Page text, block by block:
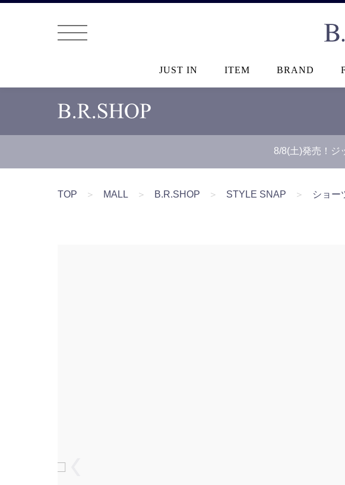
JUST IN ITEM BRAND
8/8(土)発売！ジ
TOP ＞ MALL ＞ B.R.SHOP ＞ STYLE SNAP ＞ ショー